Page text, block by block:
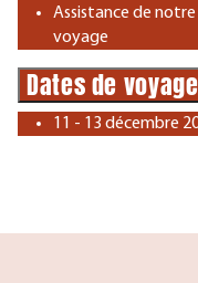
Assistance de
voyage
Dates de
11 - 13 décembre